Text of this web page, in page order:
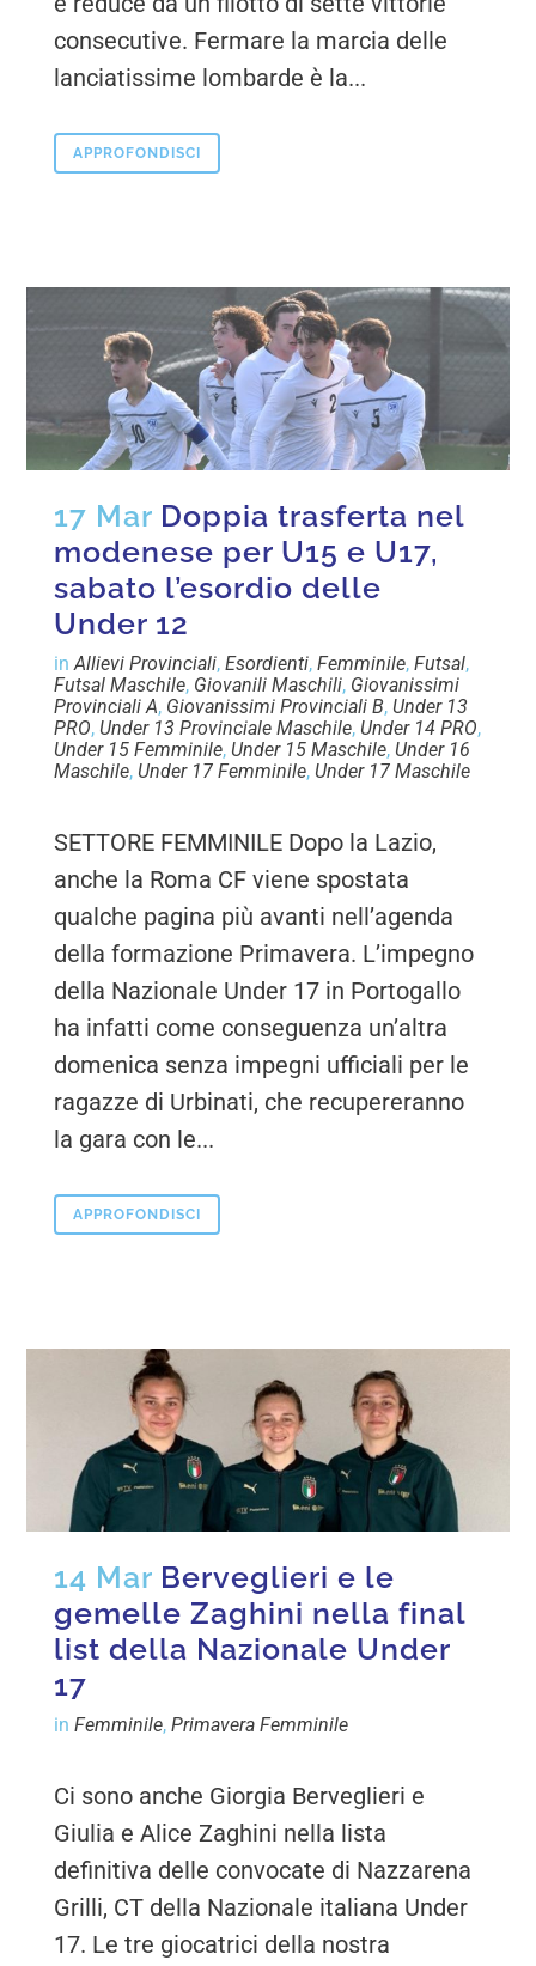
consecutive. Fermare la marcia delle
lanciatissime lombarde è la...
APPROFONDISCI
17 Mar Doppia trasferta nel
modenese per U15 e U17,
sabato l’esordio delle
Under 12
inAllievi Provinciali,Esordienti,Femminile,Futsal,
Futsal Maschile, Giovanili Maschili, Giovanissimi
Provinciali A, Giovanissimi Provinciali B, Under 13
PRO, Under 13 Provinciale Maschile, Under 14 PRO,
Under 15 Femminile, Under 15 Maschile, Under 16
Maschile, Under 17 Femminile, Under 17 Maschile
SETTORE FEMMINILE Dopo la Lazio,
anche la Roma CF viene spostata
qualche pagina più avanti nell’agenda
della formazione Primavera. L’impegno
della Nazionale Under 17 in Portogallo
ha infatti come conseguenza un’altra
domenica senza impegni ufficiali per le
ragazze di Urbinati, che recupereranno
la gara con le...
APPROFONDISCI
14 Mar Berveglieri e le
gemelle Zaghini nella final
list della Nazionale Under
17
inFemminile,Primavera Femminile
Ci sono anche Giorgia Berveglieri e
Giulia e Alice Zaghini nella lista
definitiva delle convocate di Nazzarena
Grilli, CT della Nazionale italiana Under
17. Le tre giocatrici della nostra